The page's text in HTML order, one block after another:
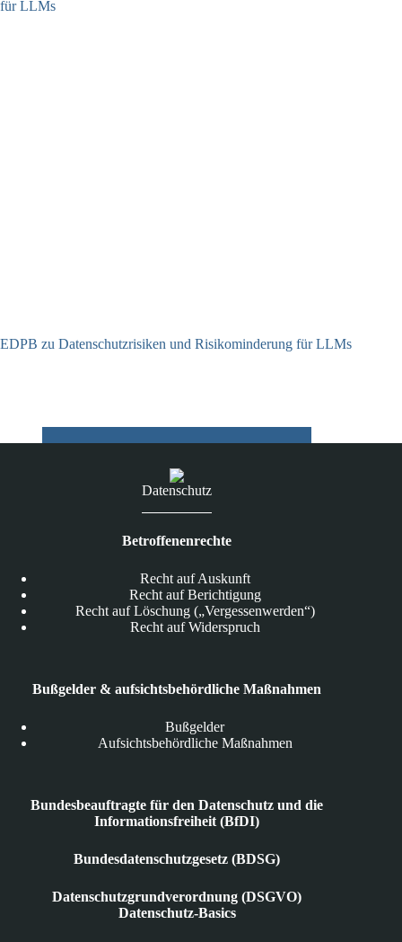
EDPB zu Datenschutzrisiken und Risikominderung für LLMs
Datenschutz
Betroffenenrechte
Recht auf Auskunft
Recht auf Berichtigung
Recht auf Löschung („Vergessenwerden“)
Recht auf Widerspruch
Bußgelder & aufsichtsbehördliche Maßnahmen
Bußgelder
Aufsichtsbehördliche Maßnahmen
Bundesbeauftragte für den Datenschutz und die
Informationsfreiheit (BfDI)
Bundesdatenschutzgesetz (BDSG)
Datenschutzgrundverordnung (DSGVO)
Datenschutz-Basics